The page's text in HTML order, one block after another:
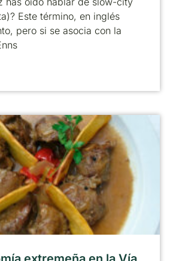
Este término, en inglés
pero si se asocia con la